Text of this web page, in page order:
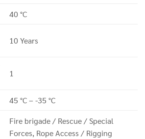
40 °C
10 Years
1
45 °C – -35 °C
Fire brigade / Rescue / Special
Forces, Rope Access / Rigging